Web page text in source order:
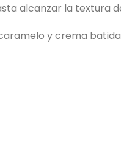
alcanzar la textura
y crema